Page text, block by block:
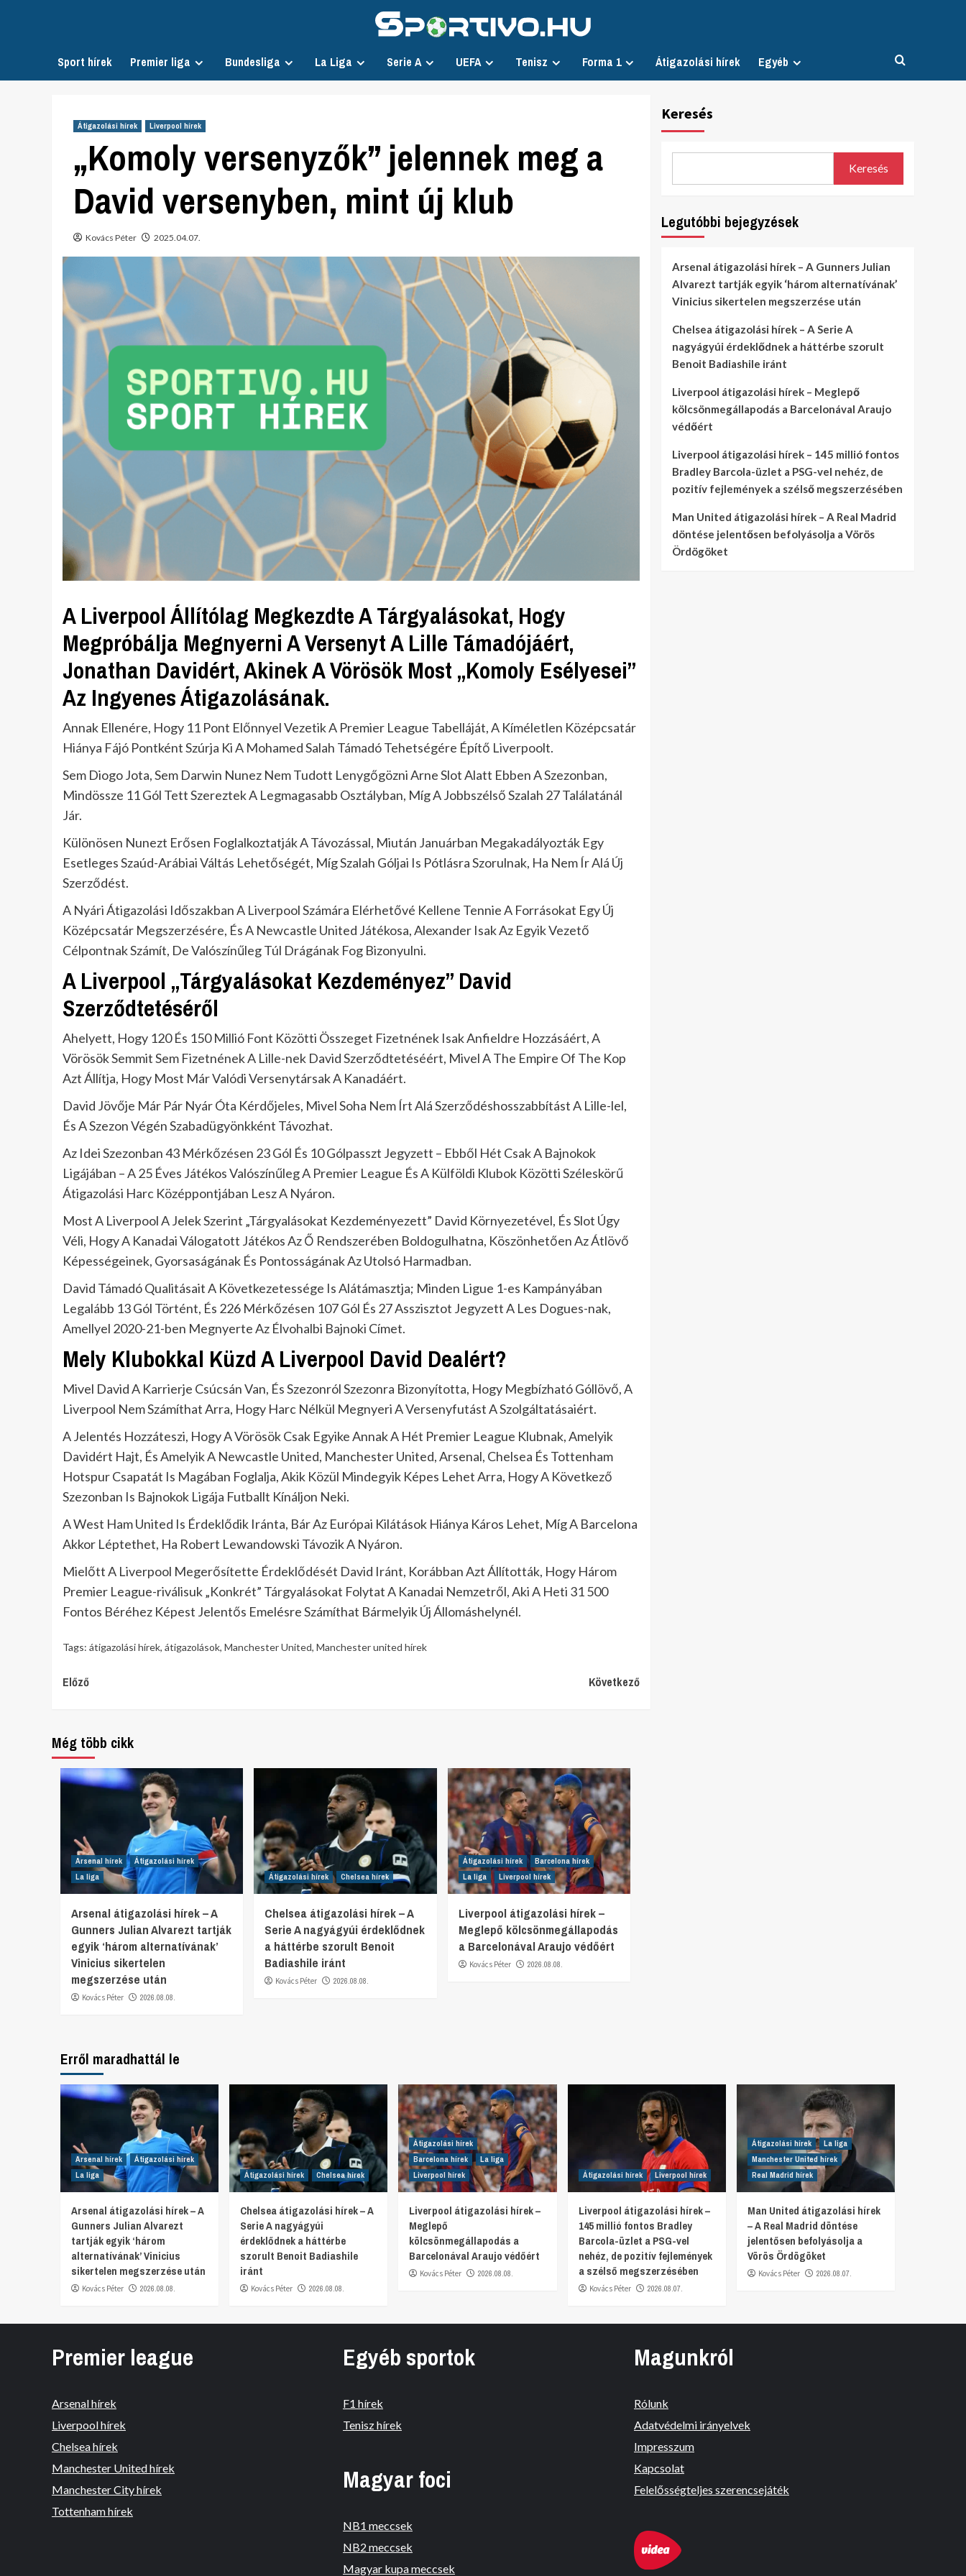
Sport hírek Premier liga Bundesliga La Liga Serie A UEFA Tenisz Forma 1 Átigazolási hírek Egyéb
Átigazolási hírek Liverpool hírek
„Komoly versenyzők” jelennek meg a
David versenyben, mint új klub
Kovács Péter 2025.04.07.
A Liverpool Állítólag Megkezdte A Tárgyalásokat, Hogy
Megpróbálja Megnyerni A Versenyt A Lille Támadójáért,
Jonathan Davidért, Akinek A Vörösök Most „Komoly Esélyesei”
Az Ingyenes Átigazolásának.
Annak Ellenére, Hogy 11 Pont Előnnyel Vezetik A Premier League Tabelláját, A Kíméletlen Középcsatár
Hiánya Fájó Pontként Szúrja Ki A Mohamed Salah Támadó Tehetségére Építő Liverpoolt.
Sem Diogo Jota, Sem Darwin Nunez Nem Tudott Lenygőgözni Arne Slot Alatt Ebben A Szezonban,
Mindössze 11 Gól Tett Szereztek A Legmagasabb Osztályban, Míg A Jobbszélső Szalah 27 Találatánál
Jár.
Különösen Nunezt Erősen Foglalkoztatják A Távozással, Miután Januárban Megakadályozták Egy
Esetleges Szaúd-Arábiai Váltás Lehetőségét, Míg Szalah Góljai Is Pótlásra Szorulnak, Ha Nem Ír Alá Új
Szerződést.
A Nyári Átigazolási Időszakban A Liverpool Számára Elérhetővé Kellene Tennie A Forrásokat Egy Új
Középcsatár Megszerzésére, És A Newcastle United Játékosa, Alexander Isak Az Egyik Vezető
Célpontnak Számít, De Valószínűleg Túl Drágának Fog Bizonyulni.
A Liverpool „Tárgyalásokat Kezdeményez” David
Szerződtetéséről
Ahelyett, Hogy 120 És 150 Millió Font Közötti Összeget Fizetnének Isak Anfieldre Hozzásáért, A
Vörösök Semmit Sem Fizetnének A Lille-nek David Szerződtetéséért, Mivel A The Empire Of The Kop
Azt Állítja, Hogy Most Már Valódi Versenytársak A Kanadáért.
David Jövője Már Pár Nyár Óta Kérdőjeles, Mivel Soha Nem Írt Alá Szerződéshosszabbítást A Lille-lel,
És A Szezon Végén Szabadügyönkként Távozhat.
Az Idei Szezonban 43 Mérkőzésen 23 Gól És 10 Gólpasszt Jegyzett – Ebből Hét Csak A Bajnokok
Ligájában – A 25 Éves Játékos Valószínűleg A Premier League És A Külföldi Klubok Közötti Széleskörű
Átigazolási Harc Középpontjában Lesz A Nyáron.
Most A Liverpool A Jelek Szerint „Tárgyalásokat Kezdeményezett” David Környezetével, És Slot Úgy
Véli, Hogy A Kanadai Válogatott Játékos Az Ő Rendszerében Boldogulhatna, Köszönhetően Az Átlövő
Képességeinek, Gyorsaságának És Pontosságának Az Utolsó Harmadban.
David Támadó Qualitásait A Következetessége Is Alátámasztja; Minden Ligue 1-es Kampányában
Legalább 13 Gól Történt, És 226 Mérkőzésen 107 Gól És 27 Asszisztot Jegyzett A Les Dogues-nak,
Amellyel 2020-21-ben Megnyerte Az Élvohalbi Bajnoki Címet.
Mely Klubokkal Küzd A Liverpool David Dealért?
Mivel David A Karrierje Csúcsán Van, És Szezonról Szezonra Bizonyította, Hogy Megbízható Góllövő, A
Liverpool Nem Számíthat Arra, Hogy Harc Nélkül Megnyeri A Versenyfutást A Szolgáltatásaiért.
A Jelentés Hozzáteszi, Hogy A Vörösök Csak Egyike Annak A Hét Premier League Klubnak, Amelyik
Davidért Hajt, És Amelyik A Newcastle United, Manchester United, Arsenal, Chelsea És Tottenham
Hotspur Csapatát Is Magában Foglalja, Akik Közül Mindegyik Képes Lehet Arra, Hogy A Következő
Szezonban Is Bajnokok Ligája Futballt Kínáljon Neki.
A West Ham United Is Érdeklődik Iránta, Bár Az Európai Kilátások Hiánya Káros Lehet, Míg A Barcelona
Akkor Léptethet, Ha Robert Lewandowski Távozik A Nyáron.
Mielőtt A Liverpool Megerősítette Érdeklődését David Iránt, Korábban Azt Állították, Hogy Három
Premier League-riválisuk „Konkrét” Tárgyalásokat Folytat A Kanadai Nemzetről, Aki A Heti 31 500
Fontos Béréhez Képest Jelentős Emelésre Számíthat Bármelyik Új Állomáshelynél.
Tags: átigazolási hírek, átigazolások, Manchester United, Manchester united hírek
Continue
Előző Következő
Még több cikk
Arsenal hírek
Átigazolási hírek
La liga
Arsenal átigazolási hírek – A
Gunners Julian Alvarezt tartják
egyik ‘három alternatívának’
Vinicius sikertelen
megszerzése után
Kovács Péter 2026.08.08.
Átigazolási hírek Chelsea hírek
Chelsea átigazolási hírek – A
Serie A nagyágyúi érdeklődnek
a háttérbe szorult Benoit
Badiashile iránt
Kovács Péter 2026.08.08.
Átigazolási hírek
Barcelona hírek
La liga
Liverpool hírek
Liverpool átigazolási hírek –
Meglepő kölcsönmegállapodás
a Barcelonával Araujo védőért
Kovács Péter 2026.08.08.
Keresés
Keresés
Legutóbbi bejegyzések
Arsenal átigazolási hírek – A Gunners Julian
Alvarezt tartják egyik ‘három alternatívának’
Vinicius sikertelen megszerzése után
Chelsea átigazolási hírek – A Serie A
nagyágyúi érdeklődnek a háttérbe szorult
Benoit Badiashile iránt
Liverpool átigazolási hírek – Meglepő
kölcsönmegállapodás a Barcelonával Araujo
védőért
Liverpool átigazolási hírek – 145 millió fontos
Bradley Barcola-üzlet a PSG-vel nehéz, de
pozitív fejlemények a szélső megszerzésében
Man United átigazolási hírek – A Real Madrid
döntése jelentősen befolyásolja a Vörös
Ördögöket
Erről maradhattál le
Arsenal hírek
Átigazolási hírek
La liga
Arsenal átigazolási hírek – A
Gunners Julian Alvarezt
tartják egyik ‘három
alternatívának’ Vinicius
sikertelen megszerzése után
Kovács Péter 2026.08.08.
Átigazolási hírek Chelsea hírek
Chelsea átigazolási hírek – A
Serie A nagyágyúi
érdeklődnek a háttérbe
szorult Benoit Badiashile
iránt
Kovács Péter 2026.08.08.
Átigazolási hírek
Barcelona hírek
La liga
Liverpool hírek
Liverpool átigazolási hírek –
Meglepő
kölcsönmegállapodás a
Barcelonával Araujo védőért
Kovács Péter 2026.08.08.
Átigazolási hírek Liverpool hírek
Liverpool átigazolási hírek –
145 millió fontos Bradley
Barcola-üzlet a PSG-vel
nehéz, de pozitív fejlemények
a szélső megszerzésében
Kovács Péter 2026.08.07.
Átigazolási hírek
La liga
Manchester United hírek
Real Madrid hírek
Man United átigazolási hírek
– A Real Madrid döntése
jelentősen befolyásolja a
Vörös Ördögöket
Kovács Péter 2026.08.07.
Premier league
Arsenal hírek
Liverpool hírek
Chelsea hírek
Manchester United hírek
Manchester City hírek
Tottenham hírek
Egyéb sportok
F1 hírek
Tenisz hírek
Magyar foci
NB1 meccsek
NB2 meccsek
Magyar kupa meccsek
Magunkról
Rólunk
Adatvédelmi irányelvek
Impresszum
Kapcsolat
Felelősségteljes szerencsejáték